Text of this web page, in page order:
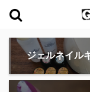
ジェルネイル